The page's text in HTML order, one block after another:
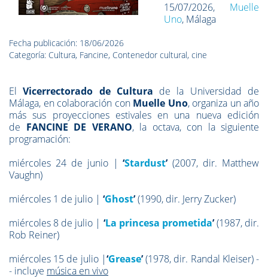
15/07/2026, Muelle
Uno, Málaga
Fecha publicación: 18/06/2026
Categoría: Cultura, Fancine, Contenedor cultural, cine
ElVicerrectorado de Cultura de la Universidad de
Málaga, en colaboración con Muelle Uno, organiza un año
más sus proyecciones estivales en una nueva edición
de FANCINE DE VERANO, la octava, con la siguiente
programación:
miércoles 24 de junio |‘Stardust’(2007, dir. Matthew
Vaughn)
miércoles 1 de julio | ‘Ghost’(1990, dir. Jerry Zucker)
miércoles 8 de julio | ‘La princesa prometida’(1987, dir.
Rob Reiner)
miércoles 15 de julio |‘Grease’(1978, dir. Randal Kleiser) -
- incluye música en vivo